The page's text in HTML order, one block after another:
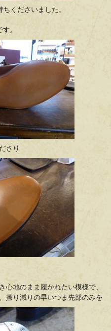
くださいました。
。
さり
心地のまま履かれたい模様で、
擦り減りの早いつま先部のみを